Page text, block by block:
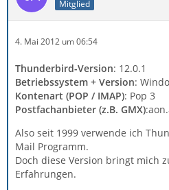
Mitglied
4. Mai 2012 um 06:54
Thunderbird-Version: 12.0.1
Betriebssystem + Version:
Kontenart (POP / IMAP): Pop 3
Postfachanbieter (z.B. GMX)
Also seit 1999 verwende ich
Mail Programm.
Doch diese Version bringt mich
Erfahrungen.